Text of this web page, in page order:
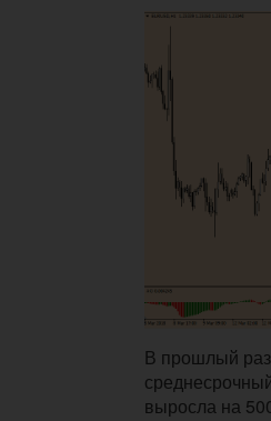
В прошлый
выросла на